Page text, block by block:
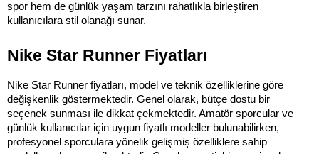
spor hem de günlük yaşam tarzını rahatlıkla birleştiren
kullanıcılara stil olanağı sunar.
Nike Star Runner Fiyatları
Nike Star Runner fiyatları, model ve teknik özelliklerine göre
değişkenlik göstermektedir. Genel olarak, bütçe dostu bir
seçenek sunması ile dikkat çekmektedir. Amatör sporcular ve
günlük kullanıcılar için uygun fiyatlı modeller bulunabilirken,
profesyonel sporculara yönelik gelişmiş özelliklere sahip